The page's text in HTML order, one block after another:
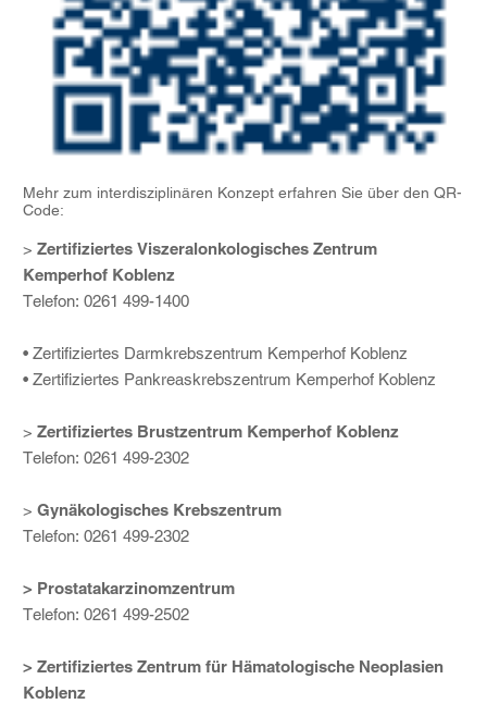
Mehr zum interdisziplinären Konzept erfahren Sie über den QR-
Code:
> Zertifiziertes Viszeralonkologisches Zentrum
Kemperhof Koblenz
Telefon: 0261 499-1400
• Zertifiziertes Darmkrebszentrum Kemperhof Koblenz
• Zertifiziertes Pankreaskrebszentrum Kemperhof Koblenz
> Zertifiziertes Brustzentrum Kemperhof Koblenz
Telefon: 0261 499-2302
> Gynäkologisches Krebszentrum
Telefon: 0261 499-2302
> Prostatakarzinomzentrum
Telefon: 0261 499-2502
> Zertifiziertes Zentrum für Hämatologische Neoplasien
Koblenz